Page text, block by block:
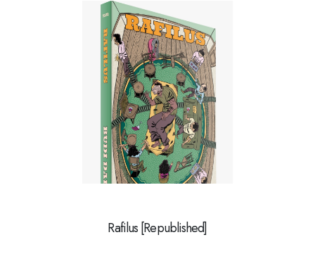
Rafilus [Republished]